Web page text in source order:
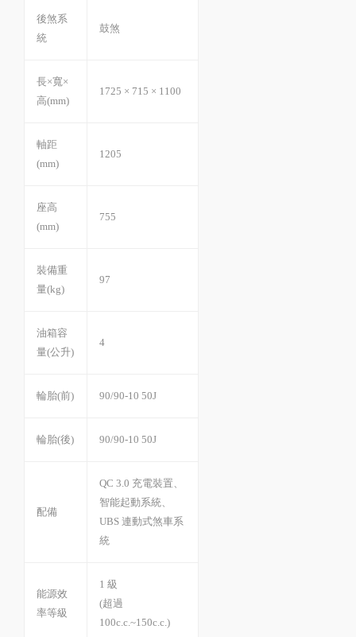
後煞系
統
鼓煞
長×寬×
高(mm)
1725 × 715 × 1100
軸距
(mm)
1205
座高
(mm)
755
裝備重
量(kg)
97
油箱容
量(公升)
4
輪胎(前) 90/90-10 50J
輪胎(後) 90/90-10 50J
配備
QC 3.0 充電裝置、
智能起動系統、
UBS 連動式煞車系
統
能源效
率等級
1 級
(超過
100c.c.~150c.c.)